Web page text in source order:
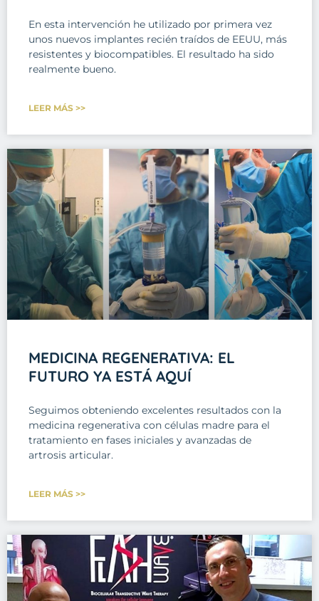
En esta intervención he utilizado por primera vez
unos nuevos implantes recién traídos de EEUU, más
resistentes y biocompatibles. El resultado ha sido
realmente bueno.
LEER MÁS >>
MEDICINA REGENERATIVA: EL
FUTURO YA ESTÁ AQUÍ
Seguimos obteniendo excelentes resultados con la
medicina regenerativa con células madre para el
tratamiento en fases iniciales y avanzadas de
artrosis articular.
LEER MÁS >>